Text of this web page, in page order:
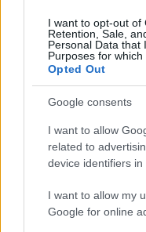
I want to opt-out of
Retention, Sale,
Personal Data that
Purposes for which
Opted Out
Google consents
I want to allow
related to
device identifiers in
I want to allow my
Google for online
Τι σημαίνουν οι
πότισμα